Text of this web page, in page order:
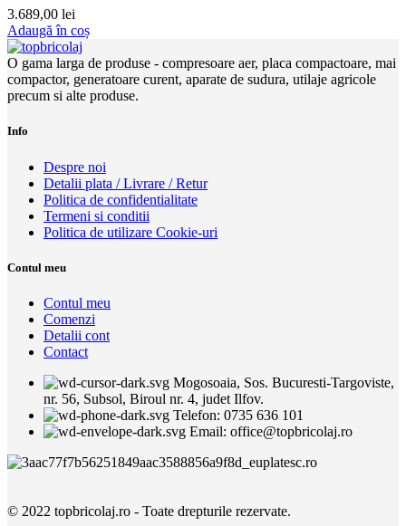
3.689,00 lei
Adaugă în coș
O gama larga de produse - compresoare aer, placa compactoare, mai
compactor, generatoare curent, aparate de sudura, utilaje agricole
precum si alte produse.
Info
Despre noi
Detalii plata / Livrare / Retur
Politica de confidentialitate
Termeni si conditii
Politica de utilizare Cookie-uri
Contul meu
Contul meu
Comenzi
Detalii cont
Contact
Mogosoaia, Sos. Bucuresti-Targoviste,
nr. 56, Subsol, Biroul nr. 4, judet Ilfov.
Telefon: 0735 636 101
Email: office@topbricolaj.ro
© 2022 topbricolaj.ro - Toate drepturile rezervate.